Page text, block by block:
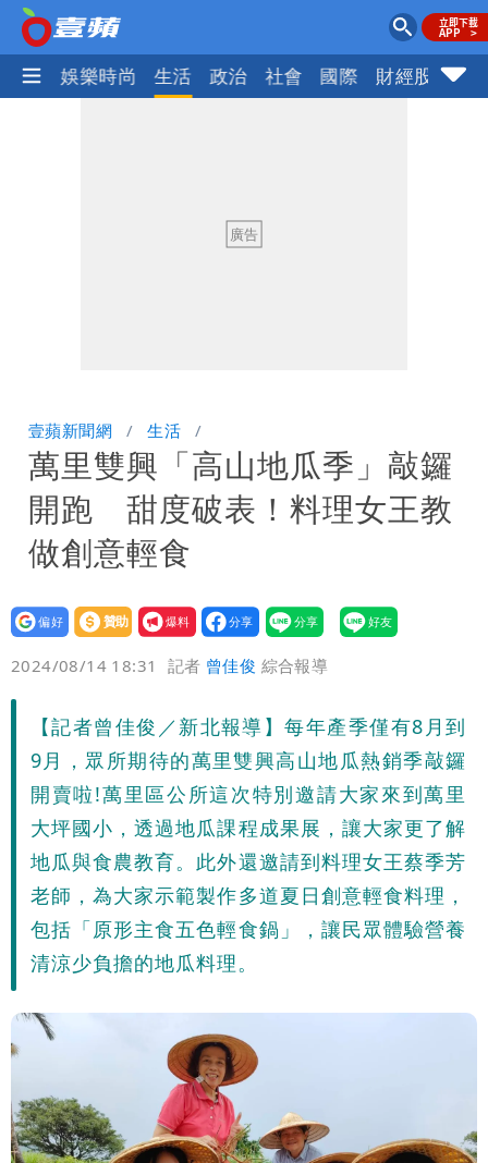
熱門 娛樂時尚 生活 政治 社會 國際 財經股市
壹蘋新聞網 生活
萬里雙興「高山地瓜季」敲鑼
開跑 甜度破表！料理女王教
做創意輕食
設為
贊助
我要
爆料
2024/08/14 18:31 記者 曾佳俊 綜合報導
【記者曾佳俊／新北報導】每年產季僅有8月到
9月，眾所期待的萬里雙興高山地瓜熱銷季敲鑼
開賣啦!萬里區公所這次特別邀請大家來到萬里
大坪國小，透過地瓜課程成果展，讓大家更了解
地瓜與食農教育。此外還邀請到料理女王蔡季芳
老師，為大家示範製作多道夏日創意輕食料理，
包括「原形主食五色輕食鍋」，讓民眾體驗營養
清涼少負擔的地瓜料理。